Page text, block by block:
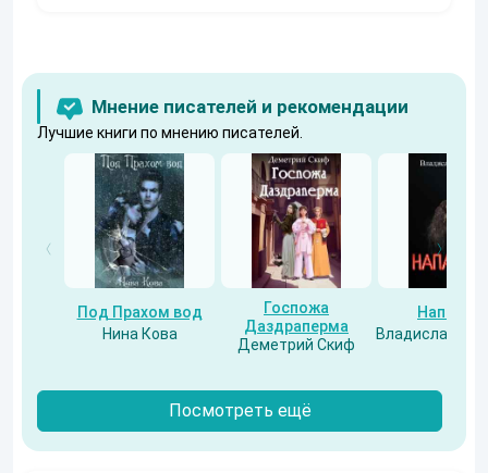
Мнение писателей и рекомендации
Лучшие книги по мнению писателей.
Под Прахом вод
Нина Кова
Госпожа
Даздраперма
Деметрий Скиф
Напарник
Владислав
Посмотреть ещё